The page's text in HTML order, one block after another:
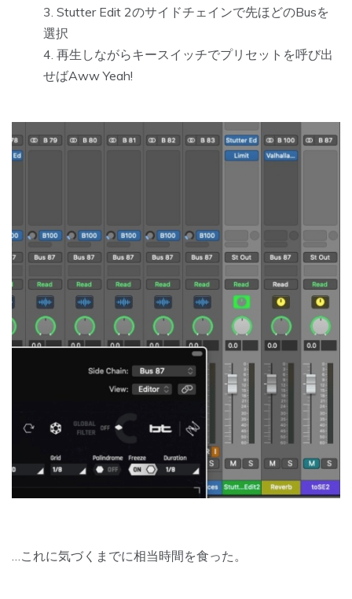
Stutter Edit 2のサイドチェインで先ほどのBusを
選択
再生しながらキースイッチでプリセットを呼び出
せばAww Yeah!
…これに気づくまでに相当時間を食った。